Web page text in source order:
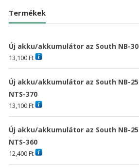
Termékek
Új akku/akkumulátor az South NB-
13,100Ft
Új akku/akkumulátor az South NB-
NTS-370
13,100Ft
Új akku/akkumulátor az South NB-
NTS-360
12,400Ft